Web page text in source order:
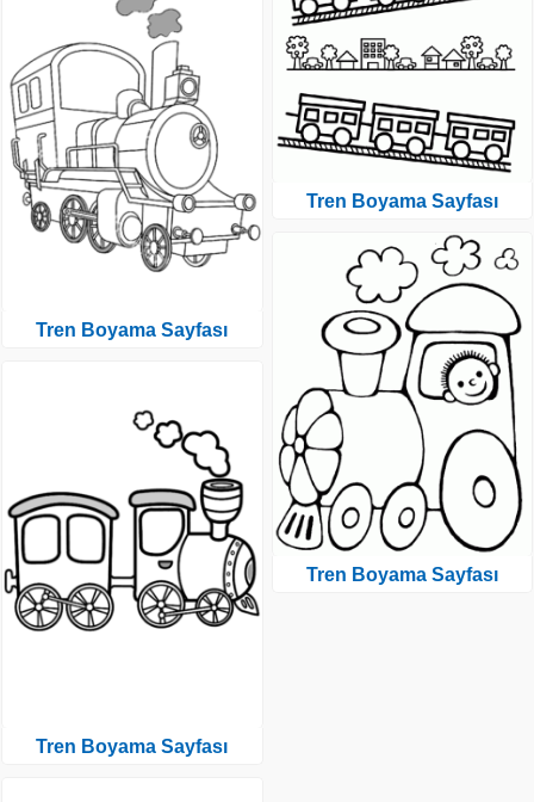
Tren Boyama Sayfası
Tren Boyama Sayfası
Tren Boyama Sayfası
Tren Boyama Sayfası